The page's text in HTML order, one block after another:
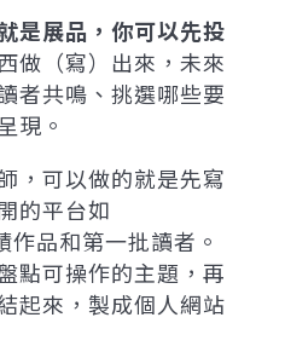
是展品，你可以先投
做（寫）出來，未來
者共鳴、挑選哪些要
現。
，可以做的就是先寫
的平台如
品和第一批讀者。
點可操作的主題，再
起來，製成個人網站